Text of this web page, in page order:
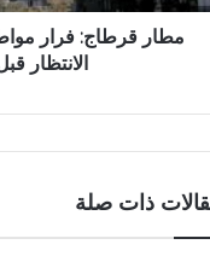
مطار قرطاج: فرار
الانتظار
ذات صلة